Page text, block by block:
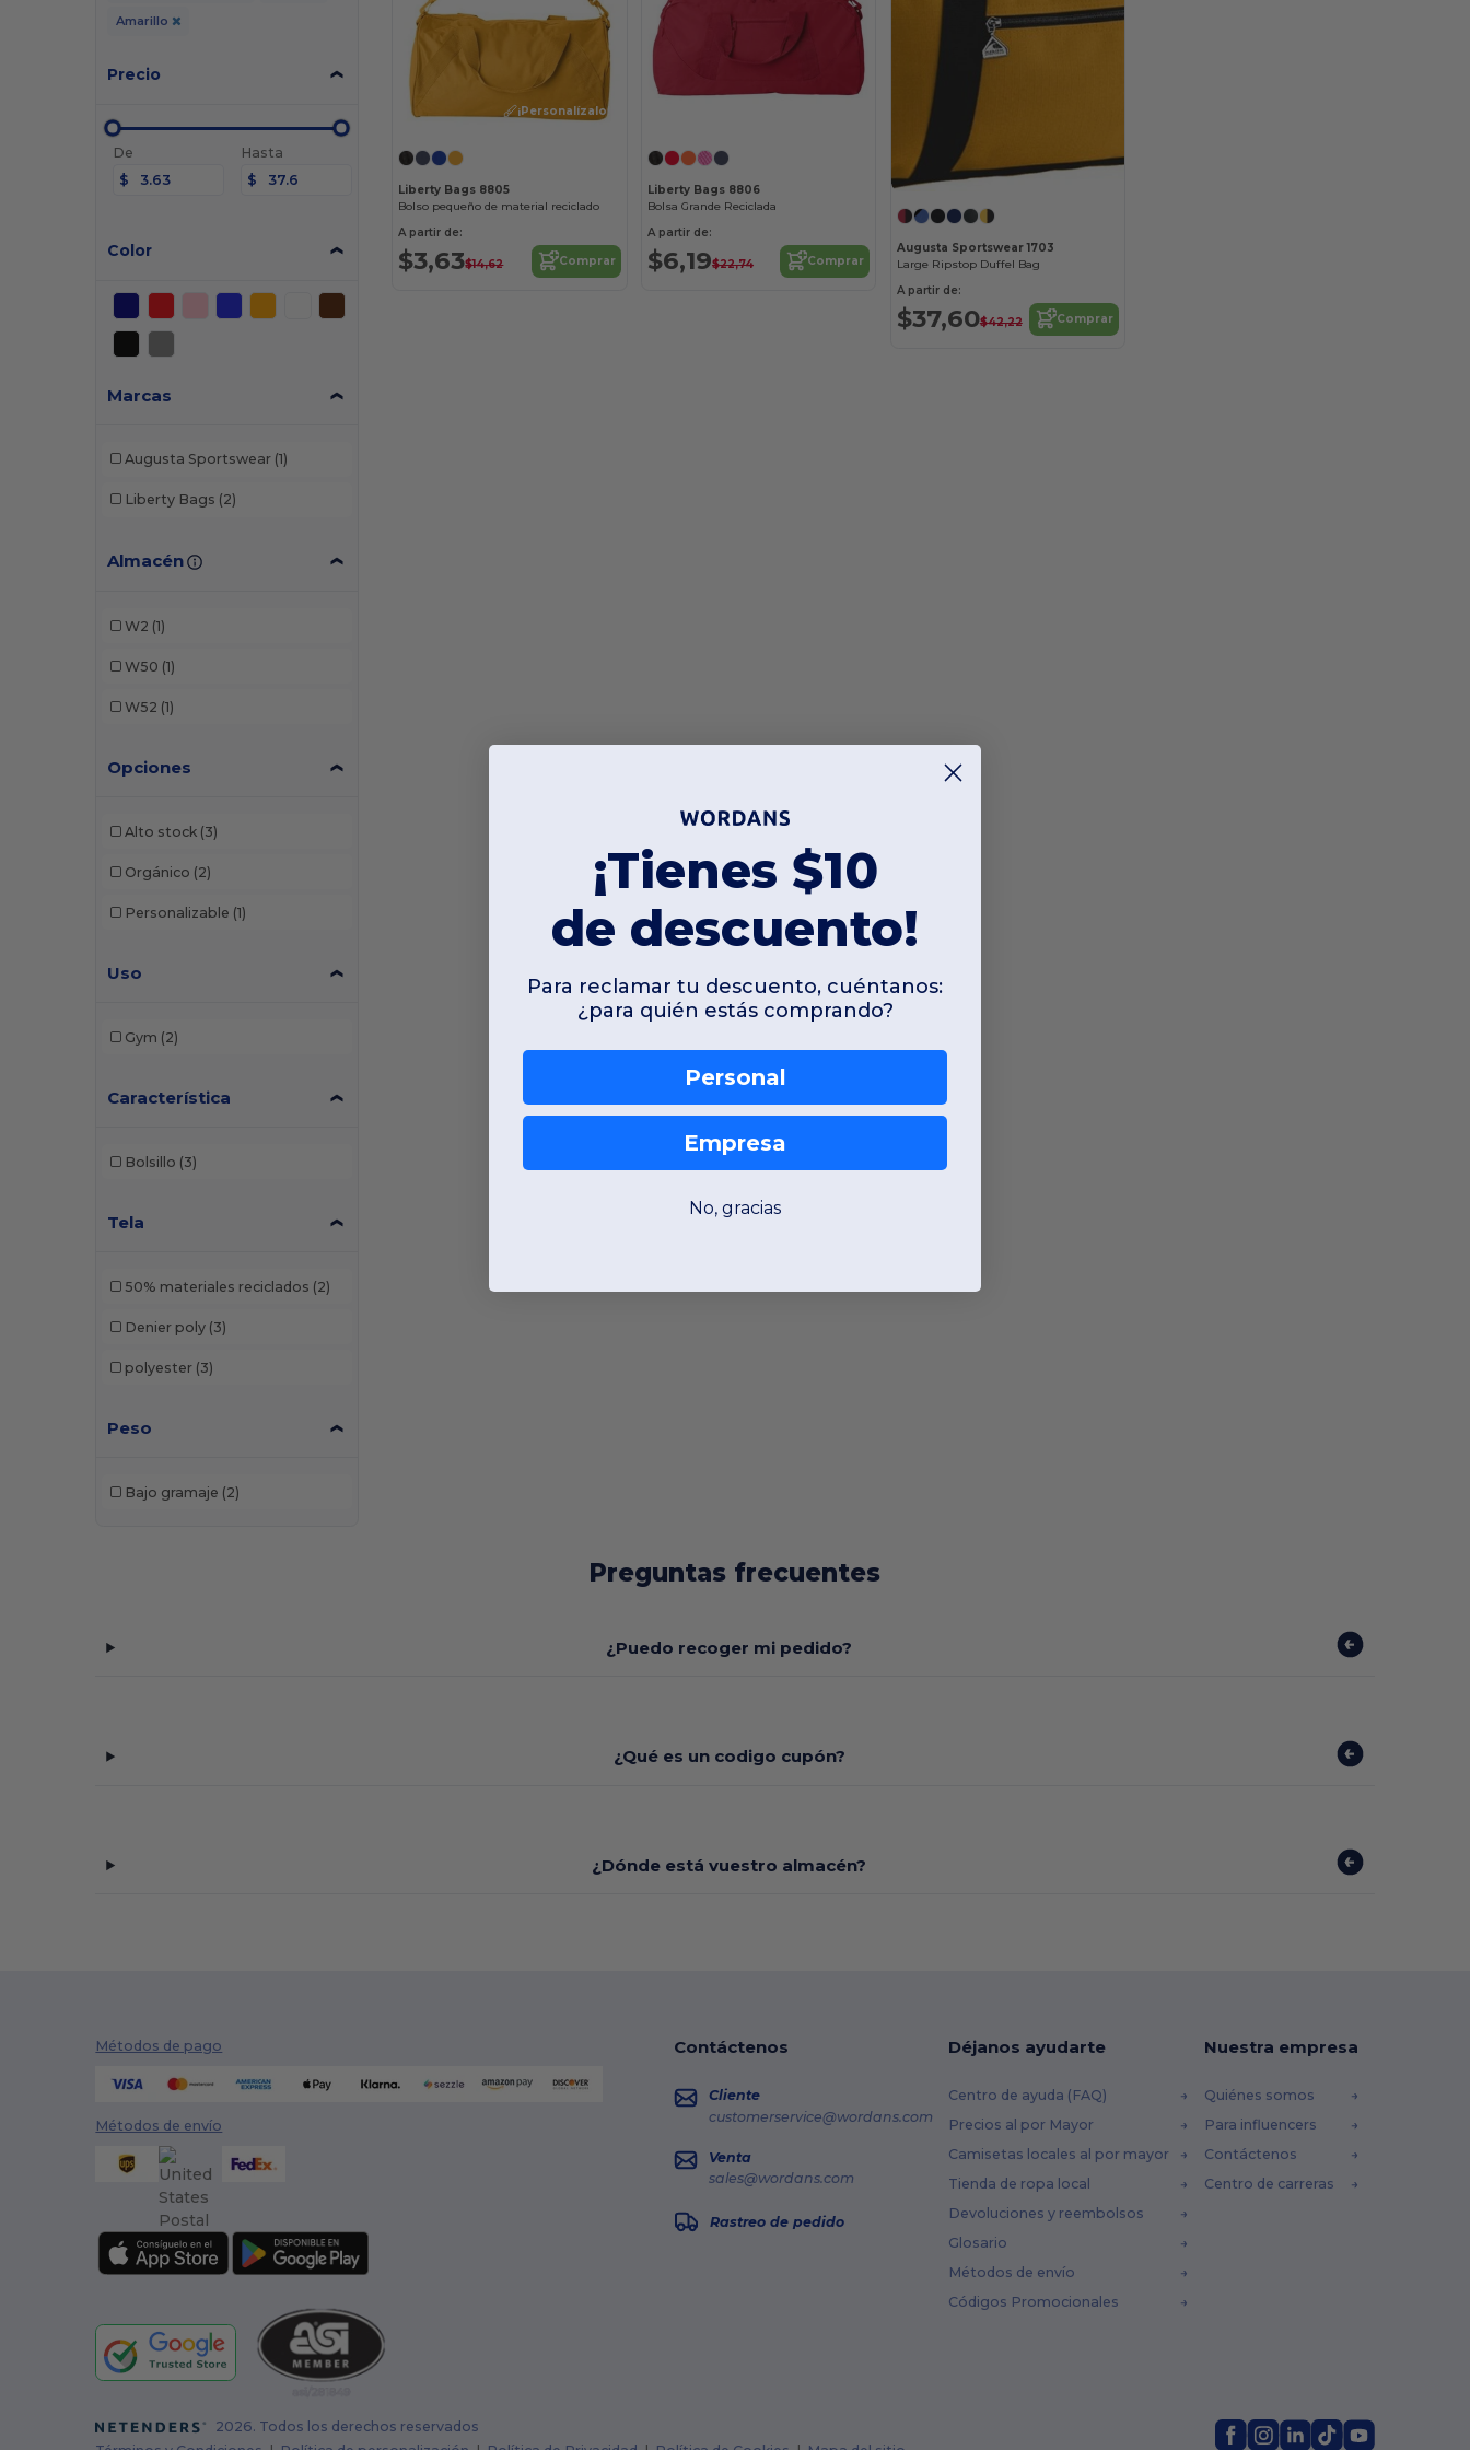
Amarillo
Precio
De
$
Hasta
$
Color
Marcas
Augusta Sportswear (1)
Liberty Bags (2)
Almacén
W2 (1)
W50 (1)
W52 (1)
Opciones
Alto stock (3)
Orgánico (2)
Personalizable (1)
Uso
Gym (2)
Característica
Bolsillo (3)
Tela
50% materiales reciclados (2)
Denier poly (3)
polyester (3)
Peso
Bajo gramaje (2)
¡Personalízalo!
Liberty Bags 8805
Bolso pequeño de material reciclado
A partir de:
$3,63$14,62 Comprar
Liberty Bags 8806
Bolsa Grande Reciclada
A partir de:
$6,19$22,74 Comprar
Augusta Sportswear 1703
Large Ripstop Duffel Bag
A partir de:
$37,60$42,22 Comprar
Preguntas frecuentes
¿Puedo recoger mi pedido?
¿Qué es un codigo cupón?
¿Dónde está vuestro almacén?
Métodos de pago
Métodos de envío
Contáctenos
Cliente
customerservice@wordans.com
Venta
sales@wordans.com
Rastreo de pedido
Déjanos ayudarte
Centro de ayuda (FAQ)
Precios al por Mayor
Camisetas locales al por mayor
Tienda de ropa local
Devoluciones y reembolsos
Glosario
Métodos de envío
Códigos Promocionales
Nuestra empresa
Quiénes somos
Para influencers
Contáctenos
Centro de carreras
2026. Todos los derechos reservados
¡Tienes $10
de descuento!
Para reclamar tu descuento, cuéntanos:
¿para quién estás comprando?
Personal
Empresa
No, gracias